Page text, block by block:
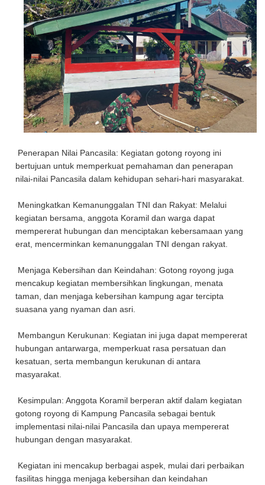
Penerapan Nilai Pancasila: Kegiatan gotong royong ini
bertujuan untuk memperkuat pemahaman dan penerapan
nilai-nilai Pancasila dalam kehidupan sehari-hari masyarakat.
Meningkatkan Kemanunggalan TNI dan Rakyat: Melalui
kegiatan bersama, anggota Koramil dan warga dapat
mempererat hubungan dan menciptakan kebersamaan yang
erat, mencerminkan kemanunggalan TNI dengan rakyat.
Menjaga Kebersihan dan Keindahan: Gotong royong juga
mencakup kegiatan membersihkan lingkungan, menata
taman, dan menjaga kebersihan kampung agar tercipta
suasana yang nyaman dan asri.
Membangun Kerukunan: Kegiatan ini juga dapat mempererat
hubungan antarwarga, memperkuat rasa persatuan dan
kesatuan, serta membangun kerukunan di antara
masyarakat.
Kesimpulan: Anggota Koramil berperan aktif dalam kegiatan
gotong royong di Kampung Pancasila sebagai bentuk
implementasi nilai-nilai Pancasila dan upaya mempererat
hubungan dengan masyarakat.
Kegiatan ini mencakup berbagai aspek, mulai dari perbaikan
fasilitas hingga menjaga kebersihan dan keindahan